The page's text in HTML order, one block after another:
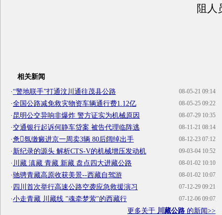
阻人
相关新闻
08-05-21 09:14
·“警地联手”打通汶川通往茂县公路
08-05-25 09:22
·全国公路减免救灾物资车辆通行费1.12亿
08-07-29 10:35
·昆明公交异响非爆炸 警方证实为机械原因
08-11-21 08:14
·交通银行起诉何静车贷案 被告代理临阵逃
08-12-23 07:12
·惫氛缴癜进京一周卖3辆 80后阔绰出手
09-03-04 10:52
·新纪录的源头 解析CTS-V的机械增压发动机
08-01-02 10:10
· 川藏 滇藏 青藏 新藏 盘点四大进藏公路
08-01-02 10:07
·驰骋青藏高原收获美景--西藏自驾游
07-12-29 09:21
·四川首次举行高速公路空袭应急救援演习
07-12-06 09:07
·小走青藏 川藏线 "魂牵梦萦"的西藏行
更多关于 川藏公路 的新闻>>